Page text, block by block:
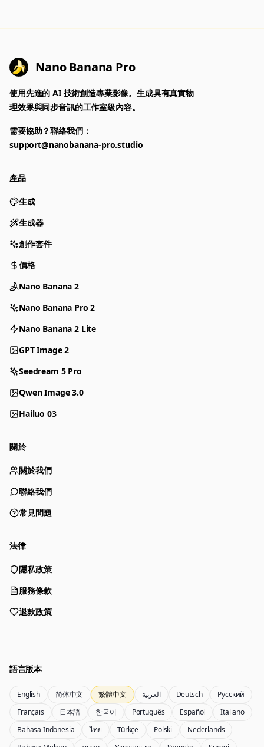
Nano Banana Pro
使用先進的 AI 技術創造專業影像。生成具有真實物
理效果與同步音訊的工作室級內容。
需要協助？聯絡我們：
support@nanobanana-pro.studio
產品
生成
生成器
創作套件
價格
Nano Banana 2
Nano Banana Pro 2
Nano Banana 2 Lite
GPT Image 2
Seedream 5 Pro
Qwen Image 3.0
Hailuo 03
關於
關於我們
聯絡我們
常見問題
法律
隱私政策
服務條款
退款政策
語言版本
English 简体中文 繁體中文 العربية Deutsch
Русский
Français
日本語 한국어 Português Español
Italiano
Bahasa Indonesia
ไทย Türkçe Polski
Nederlands
生成器
選擇工具開始創作
生成器 Nano Banana 2
Nano Banana Pro 2
Gemini 3.5 Flash Image 圖像生成器 使用 Lite 快速生成